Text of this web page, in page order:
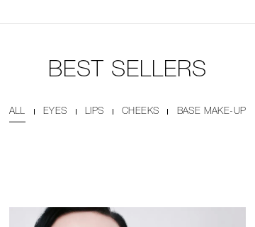
BEST SELLERS
ALL EYES LIPS CHEEKS BASE MAKE-UP